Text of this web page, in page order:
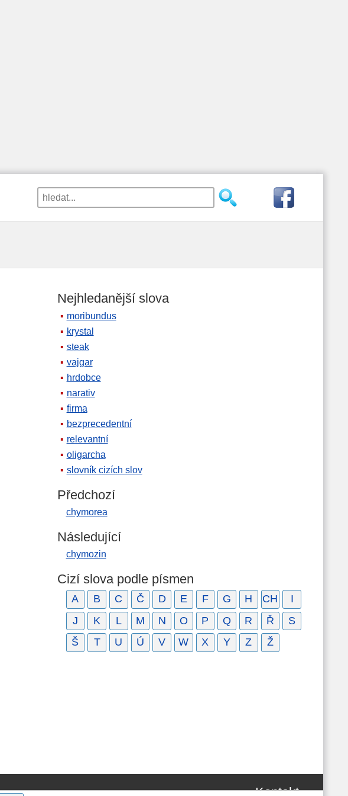
Nejhledanější slova
moribundus
krystal
steak
vajgar
hrdobce
narativ
firma
bezprecedentní
relevantní
oligarcha
slovník cizích slov
Předchozí
chymorea
Následující
chymozin
Cizí slova podle písmen
A B C Č D E F G H CH
I
J
K L M N O P Q R Ř
S
Š
T U Ú V W X Y Z Ž
Kontakt